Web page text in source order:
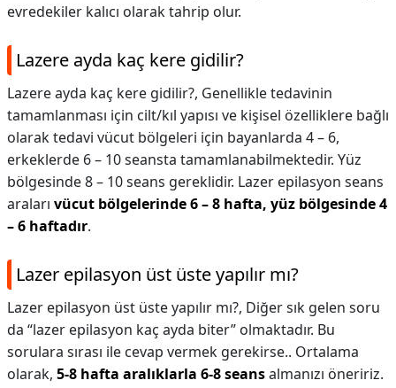
evredekiler kalıcı olarak tahrip olur.
Lazere ayda kaç kere gidilir?
Lazere ayda kaç kere gidilir?, Genellikle tedavinin
tamamlanması için cilt/kıl yapısı ve kişisel özelliklere bağlı
olarak tedavi vücut bölgeleri için bayanlarda 4 – 6,
erkeklerde 6 – 10 seansta tamamlanabilmektedir. Yüz
bölgesinde 8 – 10 seans gereklidir. Lazer epilasyon seans
araları vücut bölgelerinde 6 – 8 hafta, yüz bölgesinde 4
– 6 haftadır.
Lazer epilasyon üst üste yapılır mı?
Lazer epilasyon üst üste yapılır mı?, Diğer sık gelen soru
da “lazer epilasyon kaç ayda biter” olmaktadır. Bu
sorulara sırası ile cevap vermek gerekirse.. Ortalama
olarak, 5-8 hafta aralıklarla 6-8 seansalmanızı öneririz.